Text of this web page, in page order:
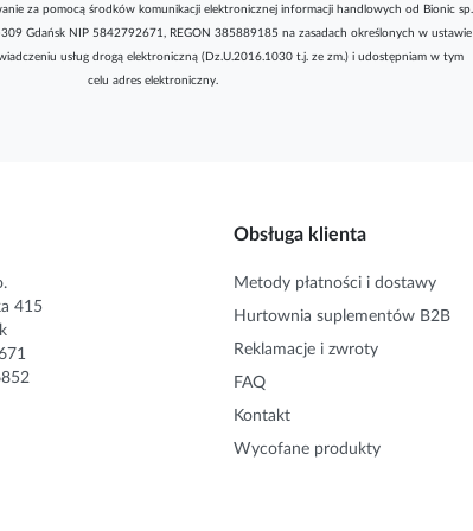
za pomocą środków komunikacji elektronicznej informacji handlowych od Bionic sp.
Gdańsk NIP 5842792671, REGON 385889185 na zasadach określonych w ustawie
usług drogą elektroniczną (Dz.U.2016.1030 t.j. ze zm.) i udostępniam w tym
celu adres elektroniczny.
415
Obsługa klienta
Metody płatności i dostawy
Hurtownia suplementów B2B
Reklamacje i zwroty
FAQ
Kontakt
Wycofane produkty